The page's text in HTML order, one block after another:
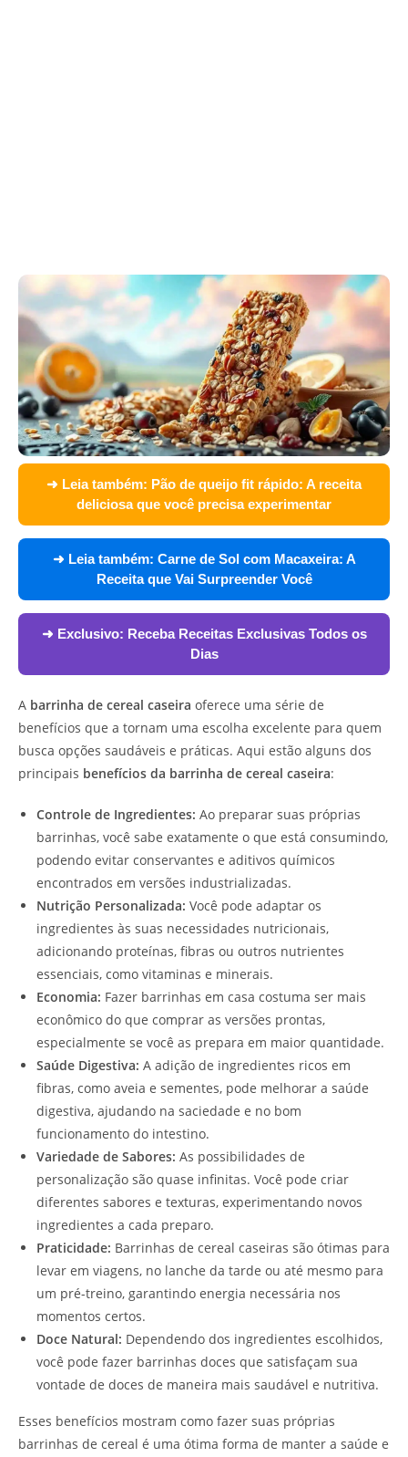
➜ Leia também: Pão de queijo fit rápido: A receita
deliciosa que você precisa experimentar
➜ Leia também: Carne de Sol com Macaxeira: A
Receita que Vai Surpreender Você
➜ Exclusivo: Receba Receitas Exclusivas Todos os
Dias
A barrinha de cereal caseira oferece uma série de
benefícios que a tornam uma escolha excelente para quem
busca opções saudáveis e práticas. Aqui estão alguns dos
principais benefícios da barrinha de cereal caseira:
Controle de Ingredientes: Ao preparar suas próprias
barrinhas, você sabe exatamente o que está consumindo,
podendo evitar conservantes e aditivos químicos
encontrados em versões industrializadas.
Nutrição Personalizada: Você pode adaptar os
ingredientes às suas necessidades nutricionais,
adicionando proteínas, fibras ou outros nutrientes
essenciais, como vitaminas e minerais.
Economia: Fazer barrinhas em casa costuma ser mais
econômico do que comprar as versões prontas,
especialmente se você as prepara em maior quantidade.
Saúde Digestiva: A adição de ingredientes ricos em
fibras, como aveia e sementes, pode melhorar a saúde
digestiva, ajudando na saciedade e no bom
funcionamento do intestino.
Variedade de Sabores: As possibilidades de
personalização são quase infinitas. Você pode criar
diferentes sabores e texturas, experimentando novos
ingredientes a cada preparo.
Praticidade: Barrinhas de cereal caseiras são ótimas para
levar em viagens, no lanche da tarde ou até mesmo para
um pré-treino, garantindo energia necessária nos
momentos certos.
Doce Natural: Dependendo dos ingredientes escolhidos,
você pode fazer barrinhas doces que satisfaçam sua
vontade de doces de maneira mais saudável e nutritiva.
Esses benefícios mostram como fazer suas próprias
barrinhas de cereal é uma ótima forma de manter a saúde e